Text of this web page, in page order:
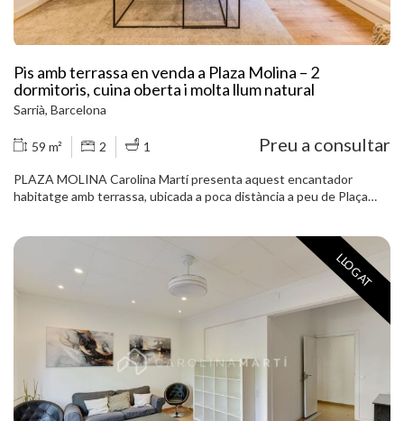
Pis amb terrassa en venda a Plaza Molina – 2
dormitoris, cuina oberta i molta llum natural
Sarrià, Barcelona
59 m² 2 1 Preu a consultar
PLAZA MOLINA Carolina Martí presenta aquest encantador
habitatge amb terrassa, ubicada a poca distància a peu de Plaça
cuina com el saló tenen accés directe a una àmplia terrassa/pati,
cosa que aporta gran lluminositat i una agradable sensació
d'amplitud. El pis es troba en excel·lent estat de conservació. Una
oportunitat única! No dubteu a trucar-nos per coordinar una visita.
LLOGAT